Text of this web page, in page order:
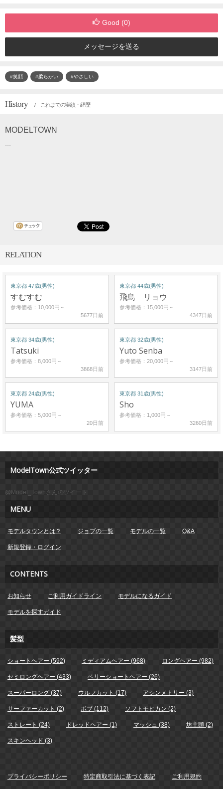
Good (0)
メッセージを送る
#笑顔 #柔らかい #やさしい
History / これまでの実績・経歴
MODELTOWN
---
RELATION
東京都 47歳(男性)
すむすむ
参考価格：10,000円～
5677日前
東京都 44歳(男性)
飛鳥 リョウ
参考価格：15,000円～
4347日前
東京都 34歳(男性)
Tatsuki
参考価格：8,000円～
3868日前
東京都 32歳(男性)
Yuto Senba
参考価格：20,000円～
3147日前
東京都 24歳(男性)
YUMA
参考価格：5,000円～
20日前
東京都 31歳(男性)
Sho
参考価格：1,000円～
3260日前
ModelTown公式ツイッター
@Model_Townさんのツイート
MENU
モデルタウンとは？ ジョブの一覧 モデルの一覧 Q&A
新規登録・ログイン
CONTENTS
お知らせ ご利用ガイドライン モデルになるガイド
モデルを探すガイド
髪型
ショートヘアー (592) ミディアムヘアー (968) ロングヘアー (982)
セミロングヘアー (433) ベリーショートヘアー (26)
スーパーロング (37) ウルフカット (17) アシンメトリー (3)
サーファーカット (2) ボブ (112) ソフトモヒカン (2)
ストレート (24) ドレッドヘアー (1) マッシュ (38) 坊主頭 (2)
スキンヘッド (3)
プライバシーポリシー 特定商取引法に基づく表記 ご利用規約